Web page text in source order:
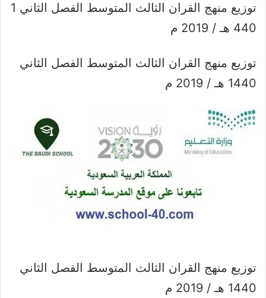
توزيع منهج القران الثالث المتوسط الفصل الثاني 1
440 هـ / 2019 م
توزيع منهج القران الثالث المتوسط الفصل الثاني
1440 هـ / 2019 م
توزيع منهج القران الثالث المتوسط الفصل الثاني
1440 هـ / 2019 م